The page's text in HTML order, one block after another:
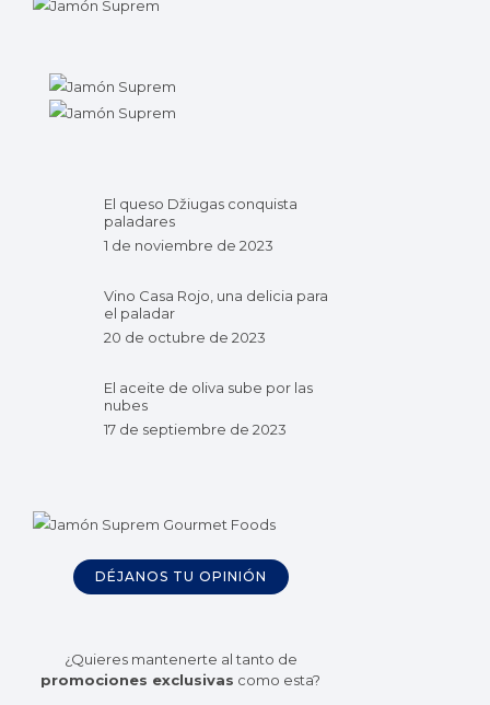
El queso Džiugas conquista
paladares
1 de noviembre de 2023
Vino Casa Rojo, una delicia para
el paladar
20 de octubre de 2023
El aceite de oliva sube por las
nubes
17 de septiembre de 2023
DÉJANOS TU OPINIÓN
¿Quieres mantenerte al tanto de
promociones exclusivas como esta?